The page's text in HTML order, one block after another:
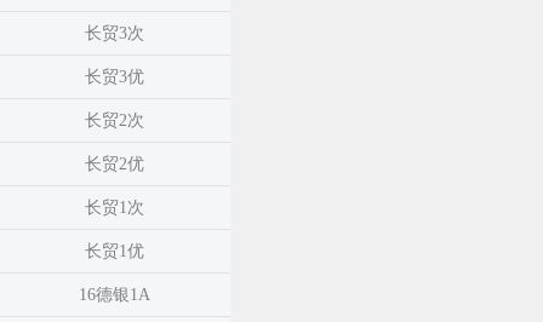
长贸3次
长贸3优
长贸2次
长贸2优
长贸1次
长贸1优
16德银1A